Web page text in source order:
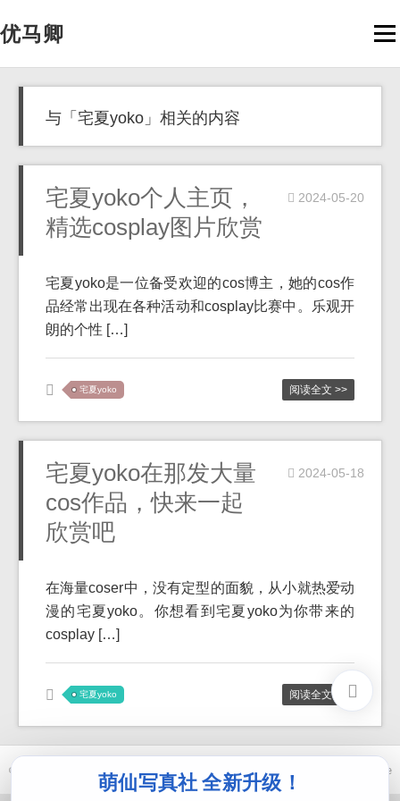
优马卿
与「宅夏yoko」相关的内容
宅夏yoko个人主页，
精选cosplay图片欣赏
2024-05-20
宅夏yoko是一位备受欢迎的cos博主，她的cos作
品经常出现在各种活动和cosplay比赛中。乐观开
朗的个性 […]
宅夏yoko 阅读全文 >>
宅夏yoko在那发大量
cos作品，快来一起
欣赏吧
2024-05-18
在海量coser中，没有定型的面貌，从小就热爱动
漫的宅夏yoko。你想看到宅夏yoko为你带来的
cosplay […]
宅夏yoko 阅读全文 >>
萌仙写真社 全新升级！
© 2021-2026 优马卿 | ICP备案 XXX 号 | Themeckvearm by ttcrivpe